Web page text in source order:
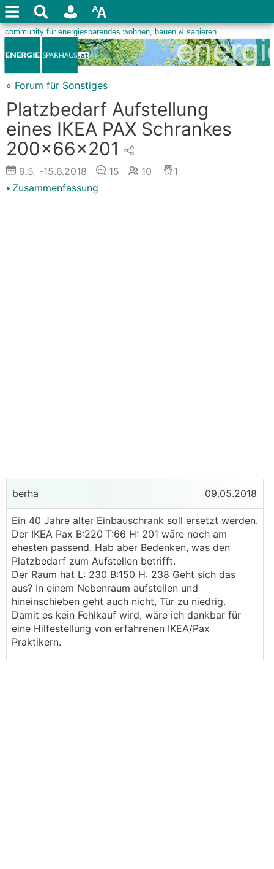
« Forum für Sonstiges
Platzbedarf Aufstellung
eines IKEA PAX Schrankes
200x66x201
9.5. -15.6.2018 15 10
1
Zusammenfassung
berha 09.05.2018
Ein 40 Jahre alter Einbauschrank soll ersetzt werden.
Der IKEA Pax B:220 T:66 H: 201 wäre noch am
ehesten passend. Hab aber Bedenken, was den
Platzbedarf zum Aufstellen betrifft.
Der Raum hat L: 230 B:150 H: 238 Geht sich das
aus? In einem Nebenraum aufstellen und
hineinschieben geht auch nicht, Tür zu niedrig.
Damit es kein Fehlkauf wird, wäre ich dankbar für
eine Hilfestellung von erfahrenen IKEA/Pax
Praktikern.